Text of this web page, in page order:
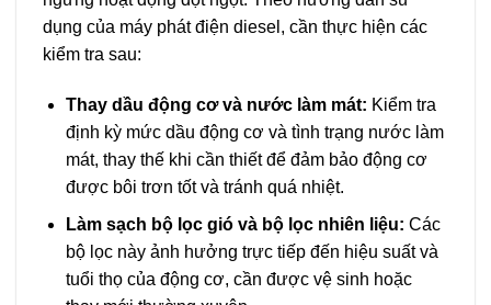
dụng của máy phát điện diesel, cần thực hiện các
kiểm tra sau:
Thay dầu động cơ và nước làm mát: Kiểm tra
định kỳ mức dầu động cơ và tình trạng nước làm
mát, thay thế khi cần thiết để đảm bảo động cơ
được bôi trơn tốt và tránh quá nhiệt.
Làm sạch bộ lọc gió và bộ lọc nhiên liệu: Các
bộ lọc này ảnh hưởng trực tiếp đến hiệu suất và
tuổi thọ của động cơ, cần được vệ sinh hoặc